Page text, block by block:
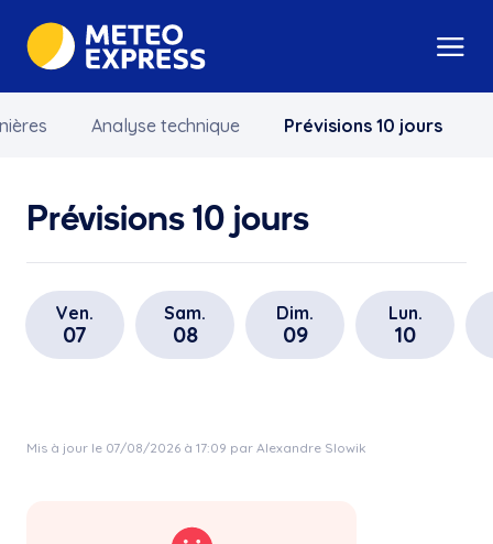
Analyse technique Prévisions 10 jours
Prévisions 10 jours
Ven.
07
Sam.
08
Dim.
09
Lun.
10
Mis à jour le 07/08/2026 à 17:09 par Alexandre Slowik